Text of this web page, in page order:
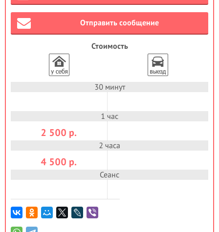
Отправить сообщение
Стоимость
30 минут
1 час
2 500 р.
2 часа
4 500 р.
Сеанс